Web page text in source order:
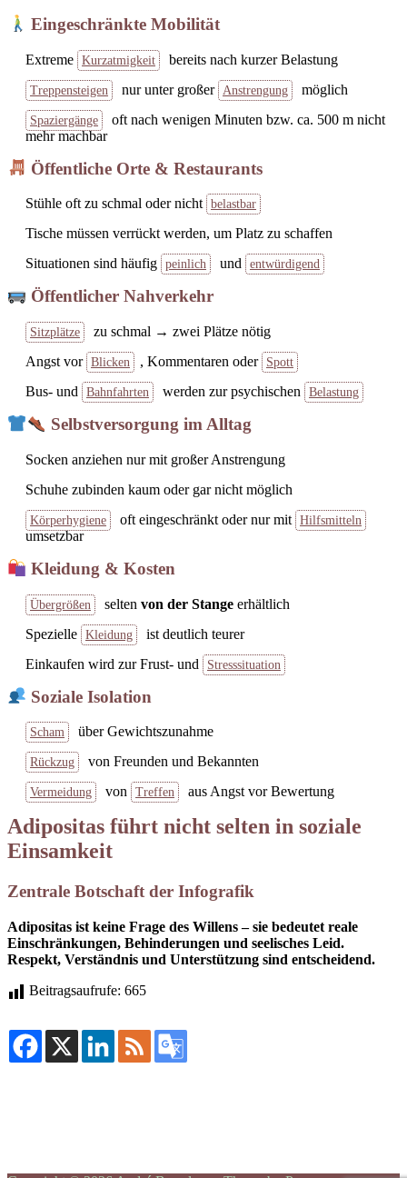
Eingeschränkte Mobilität
Extreme Kurzatmigkeit bereits nach kurzer Belastung
Treppensteigen nur unter großer Anstrengung möglich
Spaziergänge
oft nach wenigen Minuten bzw. ca. 500 m nicht
mehr machbar
Öffentliche Orte & Restaurants
Stühle oft zu schmal oder nicht belastbar
Tische müssen verrückt werden, um Platz zu schaffen
Situationen sind häufig peinlich und entwürdigend
Öffentlicher Nahverkehr
Sitzplätze
zu schmal → zwei Plätze nötig
Angst vor Blicken , Kommentaren oder Spott
Bus- und Bahnfahrten werden zur psychischen Belastung
Selbstversorgung im Alltag
Socken anziehen nur mit großer Anstrengung
Schuhe zubinden kaum oder gar nicht möglich
Körperhygiene oft eingeschränkt oder nur mit Hilfsmitteln
umsetzbar
Kleidung & Kosten
Übergrößen selten von der Stange erhältlich
Spezielle Kleidung
ist deutlich teurer
Einkaufen wird zur Frust- und
Stresssituation
Soziale Isolation
Scham über Gewichtszunahme
Rückzug von Freunden und Bekannten
Vermeidung von Treffen aus Angst vor Bewertung
Adipositas führt nicht selten in soziale
Einsamkeit
Zentrale Botschaft der Infografik
Adipositas ist keine Frage des Willens –sie bedeutet reale
Einschränkungen, Behinderungen und seelisches Leid.
Respekt, Verständnis und Unterstützung sind entscheidend.
Beitragsaufrufe: 665